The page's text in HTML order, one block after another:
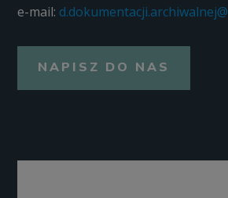
e-mail: d.dokumentacji.archiwalnej@
NAPISZ DO NAS